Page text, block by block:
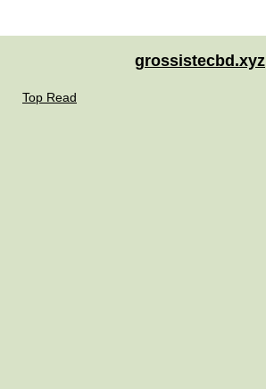
grossistecbd.xyz
Top Read